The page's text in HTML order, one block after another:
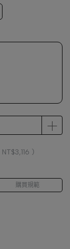
NT$3,116 )
購買規範